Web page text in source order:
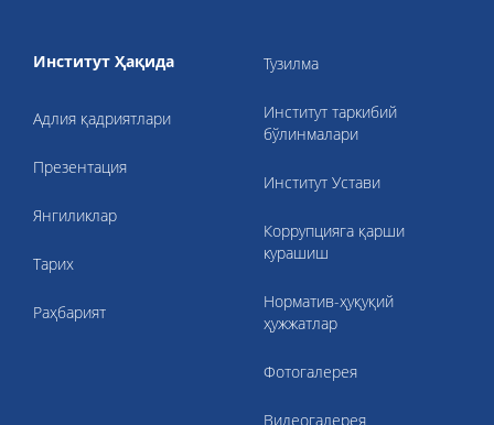
Институт Ҳақида
Адлия қадриятлари
Презентация
Янгиликлар
Тарих
Раҳбарият
Тузилма
Институт таркибий
бўлинмалари
Институт Устави
Коррупцияга қарши
курашиш
Норматив-ҳуқуқий
ҳужжатлар
Фотогалерея
Видеогалерея